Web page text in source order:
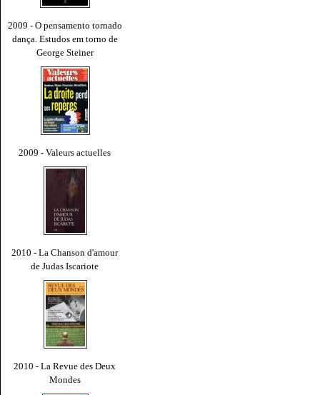
2009 - O pensamento tornado
dança. Estudos em torno de
George Steiner
2009 - Valeurs actuelles
2010 - La Chanson d'amour
de Judas Iscariote
2010 - La Revue des Deux
Mondes